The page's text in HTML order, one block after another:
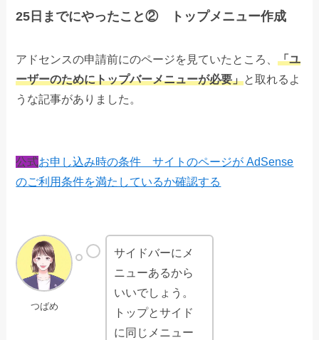
25日までにやったこと② トップメニュー作成
アドセンスの申請前にのページを見ていたところ、「ユ
ーザーのためにトップバーメニューが必要」と取れるよ
うな記事がありました。
公式お申し込み時の条件 サイトのページが AdSense
のご利用条件を満たしているか確認する
つばめ
サイドバーにメ
ニューあるから
いいでしょう。
トップとサイド
に同じメニュー